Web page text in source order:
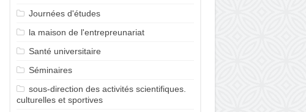
Journées d'études
la maison de l'entrepreunariat
Santé universitaire
Séminaires
sous-direction des activités scientifiques.
culturelles et sportives